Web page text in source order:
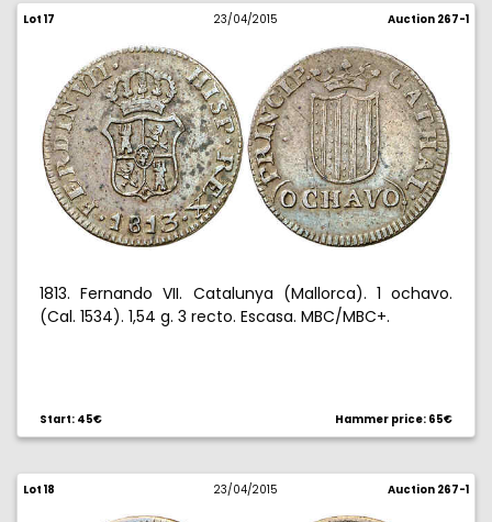
Lot 17 23/04/2015 Auction 267-1
1813. Fernando VII. Catalunya (Mallorca). 1 ochavo.
(Cal. 1534). 1,54 g. 3 recto. Escasa. MBC/MBC+.
Start: 45€ Hammer price: 65€
Lot 18 23/04/2015 Auction 267-1